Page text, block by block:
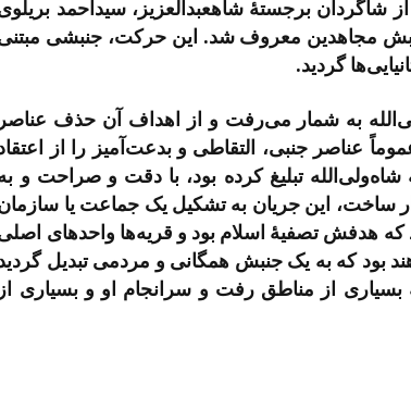
برجستۀ شاه­عبدالعزیز، سیداحمد
مجاهدین معروف شد. این حرکت، جنبشی
گردید.
به شمار می­‌رفت و از اهداف آن حذف
عناصر جنبی، التقاطی و بدعت‌­آمیز را از
تبلیغ کرده بود، با دقت و صراحت و
ساخت، این جریان به تشکیل یک جماعت یا
که هدفش تصفیۀ اسلام بود و قریه‌ها واحدهای
بود که به یک جنبش همگانی و مردمی تبدیل
از مناطق رفت و سرانجام او و بسیاری